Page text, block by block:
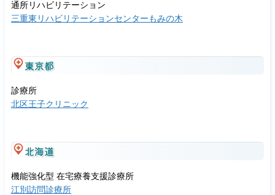
通所リハビリテーション
三重東リハビリテーションセンターもみの木
東京都
診療所
北区王子クリニック
北海道
機能強化型 在宅療養支援診療所
江別訪問診療所